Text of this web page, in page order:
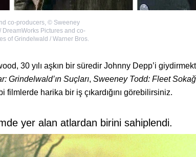
co-producers, © Sweeney
DreamWorks Pictures and co-
of Grindelwald / Warner Bros.
30 yılı aşkın bir süredir Johnny Depp’i
Grindelwald’ın Suçları, Sweeney Todd: Fleet
filmlerde harika bir iş çıkardığını görebilirsiniz.
yer alan atlardan birini sahiplendi.